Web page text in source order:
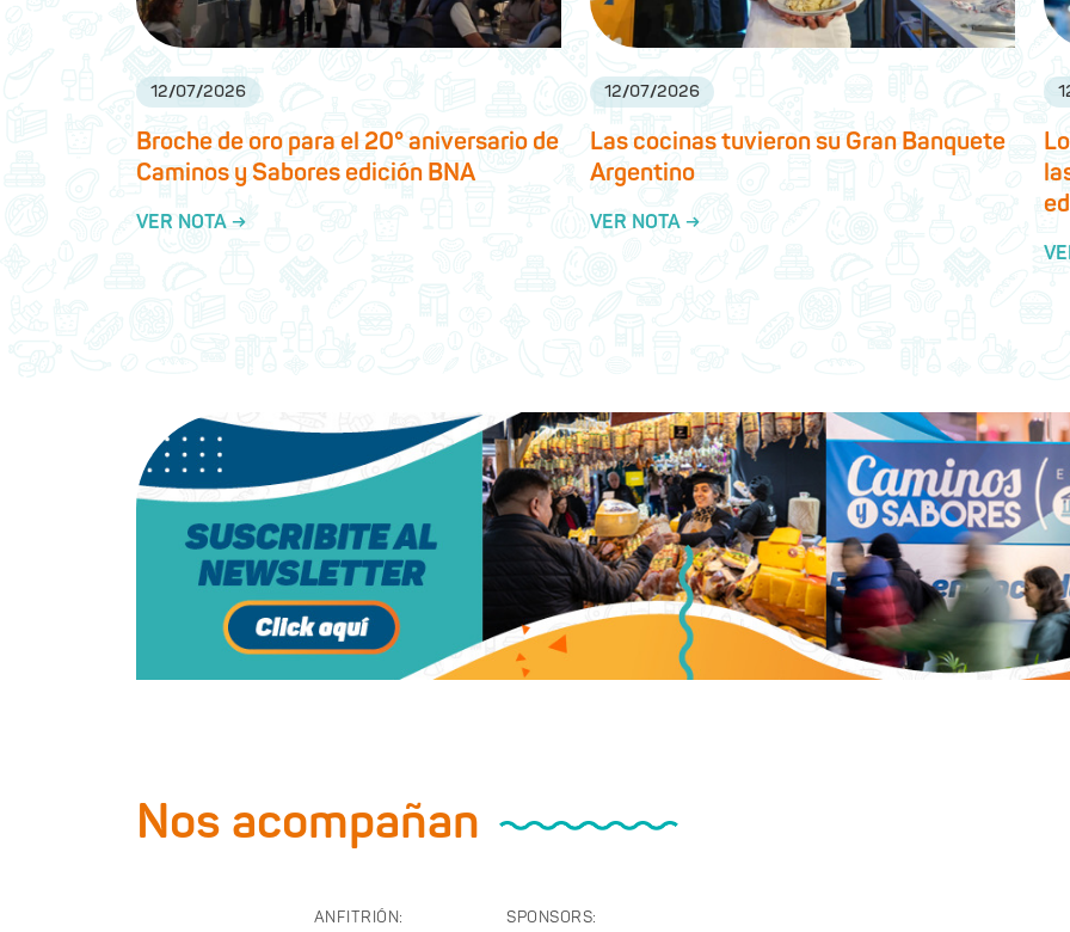
12/07/2026
Broche de oro para el 20° aniversario de
Caminos y Sabores edición BNA
VER NOTA →
12/07/2026
Las cocinas tuvieron su Gran Banquete
Argentino
VER NOTA →
Nos acompañan
ANFITRIÓN: SPONSORS: